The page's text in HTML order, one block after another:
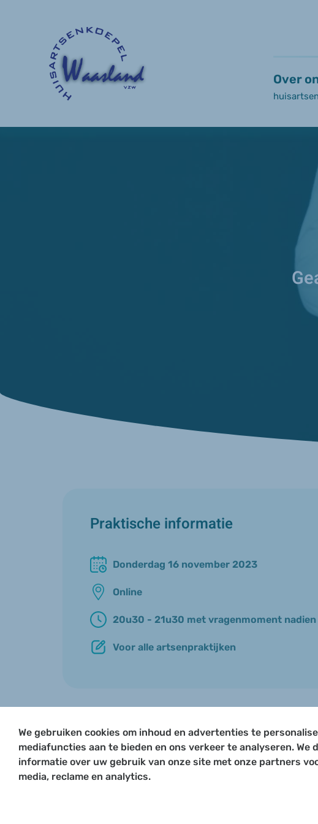
Over
Praktische informatie
Donderdag 16 november 2023
Online
20u30 - 21u30 met vragenmoment nadien
Voor alle artsenpraktijken
We gebruiken cookies om inhoud en advertenties te
mediafuncties aan te bieden en ons verkeer te analyseren. We
informatie over uw gebruik van onze site met onze partners
media, reclame en analytics.